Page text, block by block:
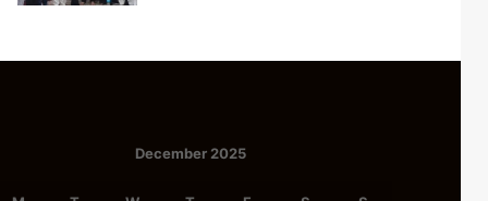
December 2025